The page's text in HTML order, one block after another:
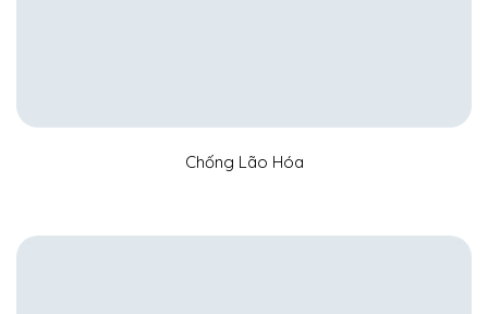
Chống Lão Hóa